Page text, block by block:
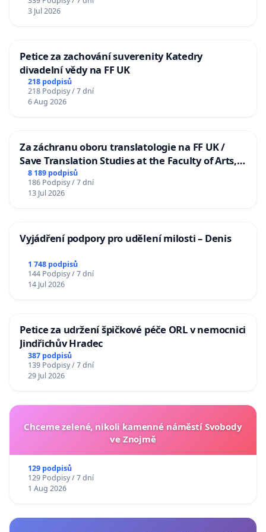
3 Jul 2026
Petice za zachování suverenity Katedry
divadelní vědy na FF UK
218 podpisů
218 Podpisy / 7 dní
6 Aug 2026
Za záchranu oboru translatologie na FF UK /
Save Translation Studies at the Faculty of Arts,
Charles University
8 189 podpisů
186 Podpisy / 7 dní
13 Jul 2026
Vyjádření podpory pro udělení milosti – Denis
1 748 podpisů
144 Podpisy / 7 dní
14 Jul 2026
Petice za udržení špičkové péče ORL v nemocnici
Jindřichův Hradec
387 podpisů
139 Podpisy / 7 dní
29 Jul 2026
Chceme zelené, nikoli kamenné náměstí Svobody
ve Znojmě
129 podpisů
129 Podpisy / 7 dní
1 Aug 2026